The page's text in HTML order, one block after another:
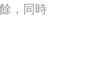
，同時